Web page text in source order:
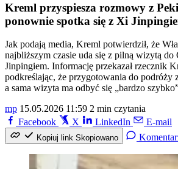
Kreml przyspiesza rozmowy z
ponownie spotka się z Xi
Jak podają media, Kreml potwierdził, że
najbliższym czasie uda się z pilną wizytą
Jinpingiem. Informację przekazał rzecznik
podkreślając, że przygotowania do podróży
a sama wizyta ma odbyć się „bardzo
mp 15.05.2026 11:59 2 min czytania
Facebook
X LinkedIn E-mail
Kopiuj link Skopiowano